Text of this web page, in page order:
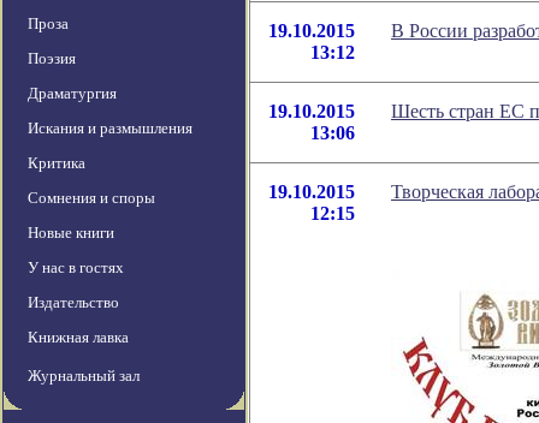
Проза
Поэзия
Драматургия
Искания и размышления
Критика
Сомнения и споры
Новые книги
У нас в гостях
Издательство
Книжная лавка
Журнальный зал
19.10.2015
13:12
В России
19.10.2015
13:06
Шесть стран ЕС
19.10.2015
12:15
Творческая